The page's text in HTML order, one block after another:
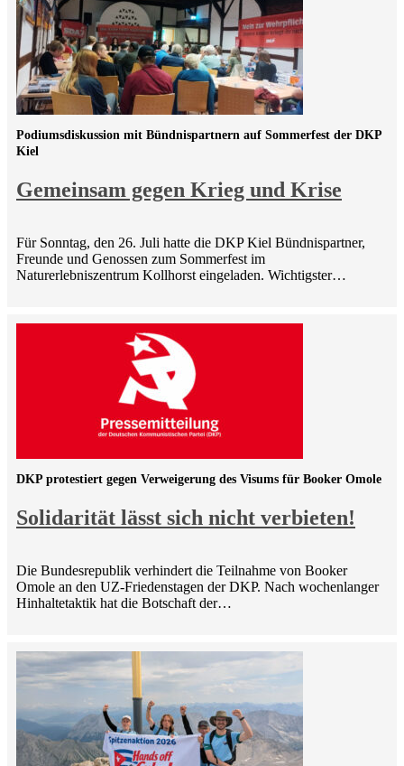
Gemeinsam gegen Krieg und Krise
Podiumsdiskussion mit Bündnispartnern auf Sommerfest der DKP
Kiel
Für Sonntag, den 26. Juli hatte die DKP Kiel Bündnispartner,
Freunde und Genossen zum Sommerfest im
Naturerlebniszentrum Kollhorst eingeladen. Wichtigster…
Solidarität lässt sich nicht verbieten!
DKP protestiert gegen Verweigerung des Visums für Booker Omole
Die Bundesrepublik verhindert die Teilnahme von Booker
Omole an den UZ-Friedenstagen der DKP. Nach wochenlanger
Hinhaltetaktik hat die Botschaft der…